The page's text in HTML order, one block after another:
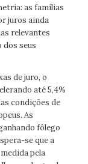
as famílias
juros ainda
relevantes
dos seus
de juro, o
até 5,4%
condições de
As
fôlego
se que a
pela